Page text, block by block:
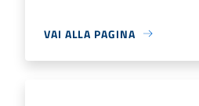
VAI ALLA PAGINA